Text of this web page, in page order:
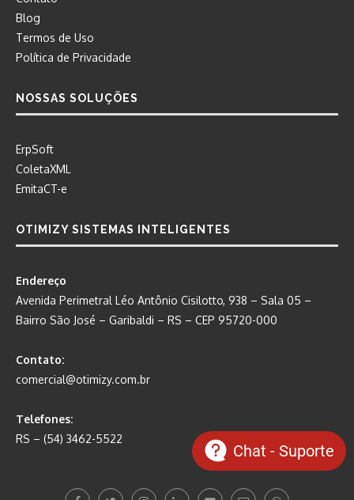
Blog
Termos de Uso
Política de Privacidade
NOSSAS SOLUÇÕES
ErpSoft
ColetaXML
EmitaCT-e
OTIMIZY SISTEMAS INTELIGENTES
Endereço
Avenida Perimetral Léo Antônio Cisilotto, 938 – Sala 05 –
Bairro São José – Garibaldi – RS – CEP 95720-000
Contato:
comercial@otimizy.com.br
Telefones:
RS – (54) 3462-5522
Chat - Suporte